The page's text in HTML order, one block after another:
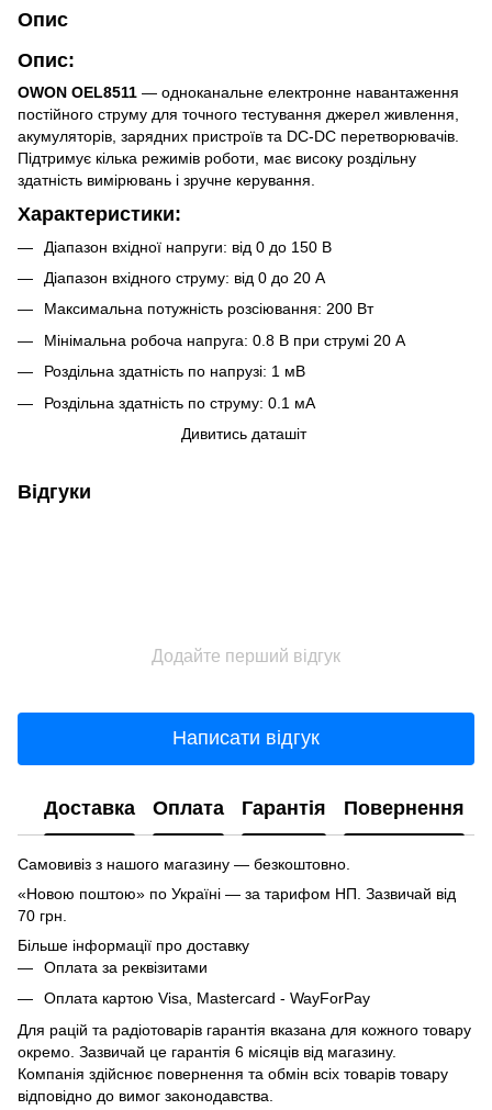
Опис
Опис:
OWON OEL8511 — одноканальне електронне навантаження
постійного струму для точного тестування джерел живлення,
акумуляторів, зарядних пристроїв та DC-DC перетворювачів.
Підтримує кілька режимів роботи, має високу роздільну
здатність вимірювань і зручне керування.
Характеристики:
Діапазон вхідної напруги: від 0 до 150 В
Діапазон вхідного струму: від 0 до 20 А
Максимальна потужність розсіювання: 200 Вт
Мінімальна робоча напруга: 0.8 В при струмі 20 А
Роздільна здатність по напрузі: 1 мВ
Роздільна здатність по струму: 0.1 мА
Дивитись даташіт
Відгуки
Додайте перший відгук
Написати відгук
Доставка Оплата Гарантія Повернення
Самовивіз з нашого магазину — безкоштовно.
«Новою поштою» по Україні — за тарифом НП. Зазвичай від
70 грн.
Більше інформації про доставку
Оплата за реквізитами
Оплата картою Visa, Mastercard - WayForPay
Для рацій та радіотоварів гарантія вказана для кожного товару
окремо. Зазвичай це гарантія 6 місяців від магазину.
Компанія здійснює повернення та обмін всіх товарів товару
відповідно до вимог законодавства.